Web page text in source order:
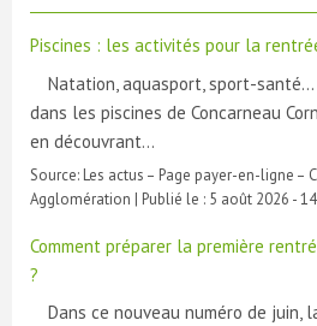
Piscines : les activités pour la
Natation, aquasport, sport-
dans les piscines de Concarneau
en découvrant…
Source: Les actus – Page payer-en-ligne –
Agglomération | Publié le : 5 août 2026 -
Comment préparer la première
?
Dans ce nouveau numéro de juin,